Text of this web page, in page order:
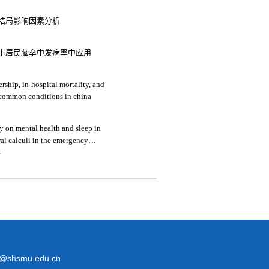
局影响因素分析
居民脑卒中发病率中应用
in-hospital mortality, and
medical expenses: an analysis of three common conditions in china
on mental health and sleep in
calculi in the emergency